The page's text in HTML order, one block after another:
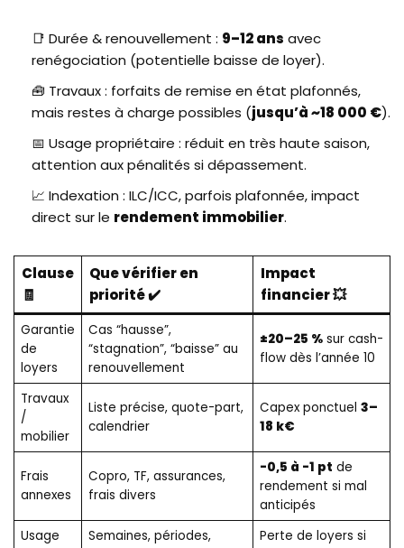
📑 Durée & renouvellement : 9–12 ans avec
renégociation (potentielle baisse de loyer).
🧰 Travaux : forfaits de remise en état plafonnés,
mais restes à charge possibles (jusqu’à ~18 000 €).
📅 Usage propriétaire : réduit en très haute saison,
attention aux pénalités si dépassement.
📈 Indexation : ILC/ICC, parfois plafonnée, impact
direct sur le rendement immobilier.
Clause
🧾
Que vérifier en
priorité ✔️
Impact
financier 💥
Garantie
de
loyers
Cas “hausse”,
“stagnation”, “baisse” au
renouvellement
±20–25 %sur cash-
flow dès l’année 10
Travaux
/
mobilier
Liste précise, quote-part,
calendrier
Capex ponctuel 3–
18 k€
Frais
annexes
Copro, TF, assurances,
frais divers
-0,5 à -1 pt de
rendement si mal
anticipés
Usage
Semaines, périodes,
Perte de loyers si